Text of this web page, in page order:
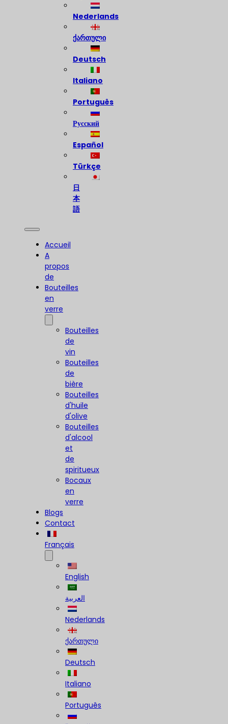
Nederlands
ქართული
Deutsch
Italiano
Português
Русский
Español
Türkçe
日
本
語
Accueil
A
propos
de
Bouteilles
en
verre
Bouteilles
de
vin
Bouteilles
de
bière
Bouteilles
d'huile
d'olive
Bouteilles
d'alcool
et
de
spiritueux
Bocaux
en
verre
Blogs
Contact
Français
English
العربية
Nederlands
ქართული
Deutsch
Italiano
Português